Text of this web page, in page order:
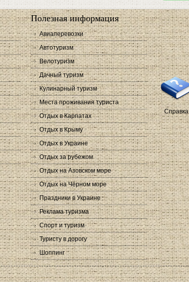
Полезная информация
Авиаперевозки
Автотуризм
Велотуризм
Дачный туризм
Кулинарный туризм
Места проживания туриста
Отдых в Карпатах
Отдых в Крыму
Отдых в Украине
Отдых за рубежом
Отдых на Азовском море
Отдых на Чёрном море
Праздники в Украине
Реклама туризма
Спорт и туризм
Туристу в дорогу
Шоппинг
Справка